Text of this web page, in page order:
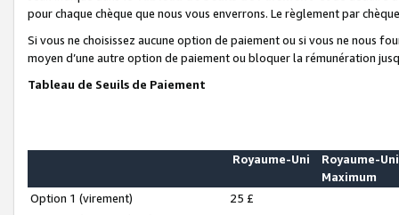
pour chaque chèque que nous vous enverrons. Le règlement par
Si vous ne choisissez aucune option de paiement ou si vous ne nous
moyen d’une autre option de paiement ou bloquer la rémunération
Tableau de Seuils de Paiement
Royaume-Uni
Royaume-Uni
Maximum
Option 1 (virement)
25 £